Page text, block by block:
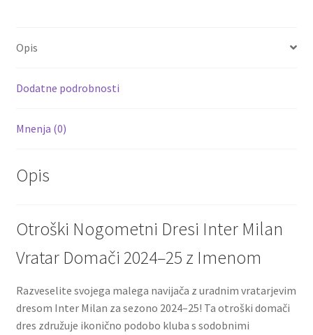
količina
k
Opis
Dodatne podrobnosti
Mnenja (0)
Opis
Otroški Nogometni Dresi Inter Milan
Vratar Domači 2024–25 z Imenom
Razveselite svojega malega navijača z uradnim vratarjevim
dresom Inter Milan za sezono 2024–25! Ta otroški domači
dres združuje ikonično podobo kluba s sodobnimi